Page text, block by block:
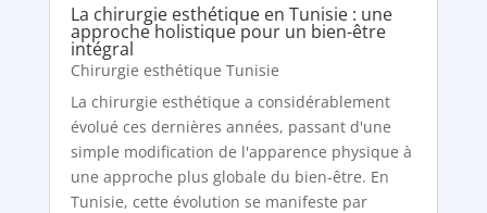
La chirurgie esthétique en Tunisie : une
approche holistique pour un bien-être
intégral
Chirurgie esthétique Tunisie
La chirurgie esthétique a considérablement
évolué ces dernières années, passant d'une
simple modification de l'apparence physique à
une approche plus globale du bien-être. En
Tunisie, cette évolution se manifeste par